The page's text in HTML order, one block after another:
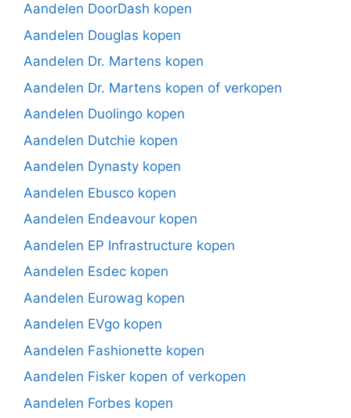
Aandelen DoorDash kopen
Aandelen Douglas kopen
Aandelen Dr. Martens kopen
Aandelen Dr. Martens kopen of verkopen
Aandelen Duolingo kopen
Aandelen Dutchie kopen
Aandelen Dynasty kopen
Aandelen Ebusco kopen
Aandelen Endeavour kopen
Aandelen EP Infrastructure kopen
Aandelen Esdec kopen
Aandelen Eurowag kopen
Aandelen EVgo kopen
Aandelen Fashionette kopen
Aandelen Fisker kopen of verkopen
Aandelen Forbes kopen